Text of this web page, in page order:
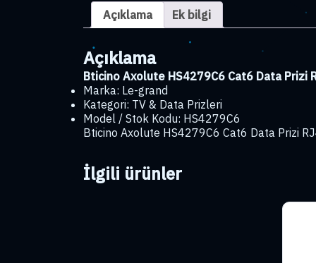
Açıklama Ek bilgi
Açıklama
Bticino Axolute HS4279C6 Cat6 Data Prizi
Marka: Le-grand
Kategori: TV & Data Prizleri
Model / Stok Kodu: HS4279C6
Bticino Axolute HS4279C6 Cat6 Data Prizi
İlgili ürünler